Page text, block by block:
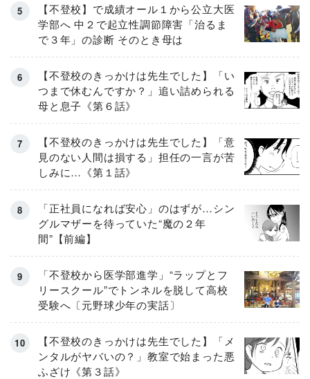
【不登校】で成績オール１から公立大医
学部へ 中２で起立性調節障害「治るま
で３年」の診断 そのとき母は
【不登校のきっかけは先生でした】「い
つまで休むんですか？」追い詰められる
母と息子《第６話》
【不登校のきっかけは先生でした】「意
見のない人間は損する」担任の一言が苦
しみに…《第１話》
「正社員になれば安心」のはずが…シン
グルマザーを待っていた“魔の２年
間”【前編】
「不登校から医学部進学」“ラップとフ
リースクール”でトンネルを脱して高校
受験へ〔元野球少年の実話〕
【不登校のきっかけは先生でした】「メ
ンタルがヤバいの？」教室で始まった悪
ふざけ《第３話》